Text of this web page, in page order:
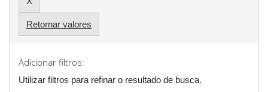
Retornar valores
Adicionar filtros:
Utilizar filtros para refinar o resultado de busca.